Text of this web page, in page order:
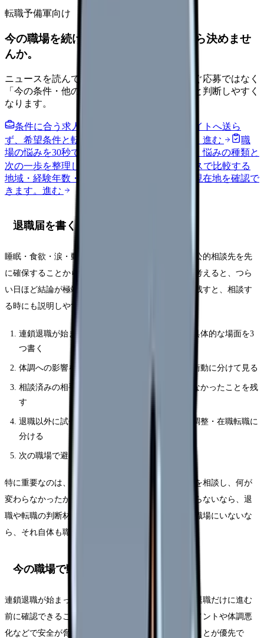
転職予備軍向け
今の職場を続けるか、条件を比べてから決めませ
んか。
ニュースを読んで不安が強くなった時は、すぐ応募ではなく
「今の条件・他の選択肢・相談先」を分けると判断しやすく
なります。
条件に合う求人通知を受け取る
外部転職サイトへ送ら
ず、希望条件と転職時期を自社で預かります。 進む
職
場の悩みを30秒で診断
辞めるべきか迷う前に、悩みの種類と
次の一歩を整理します。
給料コンパスで比較する
地域・経験年数・施設形態から、今の給料の現在地を確認で
きます。 進む
退職届を書く前に確認する5項目
睡眠・食欲・涙・動悸・欠勤衝動を記録し、受診や公的相談先を先
に確保することから始めてください。頭の中だけで考えると、つら
い日ほど結論が極端になります。紙やメモアプリに残すと、相談す
る時にも説明しやすくなります。
連鎖退職が始まった職場に残るべきかと思った具体的な場面を3
つ書く
体調への影響を、睡眠・食欲・涙・動悸・欠勤衝動に分けて見る
相談済みの相手、返答、変わったこと・変わらなかったことを残
す
退職以外に試せる選択肢を、休職・異動・勤務調整・在職転職に
分ける
次の職場で避けたい条件を3つに絞る
特に重要なのは、相談の有無ではなく「具体的に何を相談し、何が
変わらなかったか」です。相談したのに状況が変わらないなら、退
職や転職の判断材料になります。相談できる相手が職場にいないな
ら、それ自体も職場条件の問題です。
今の職場で動かせる可能性
連鎖退職が始まった職場に残るべきか時でも、すぐ退職だけに進む
前に確認できることがあります。もちろん、ハラスメントや体調悪
化などで安全が脅かされている場合は、距離を取ることが優先で